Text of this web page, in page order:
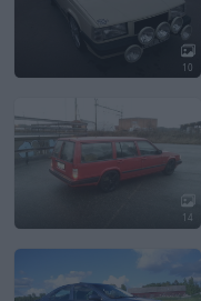
10
14